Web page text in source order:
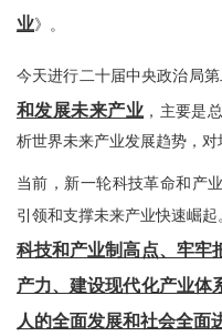
业》。
今天进行二十届中央政治局
和发展未来产业 ，主要是
析世界未来产业发展趋势，对
当前，新一轮科技革命和产
引领和支撑未来产业快速崛起
科技和产业制高点、牢牢
产力、建设现代化产业体
人的全面发展和社会全面